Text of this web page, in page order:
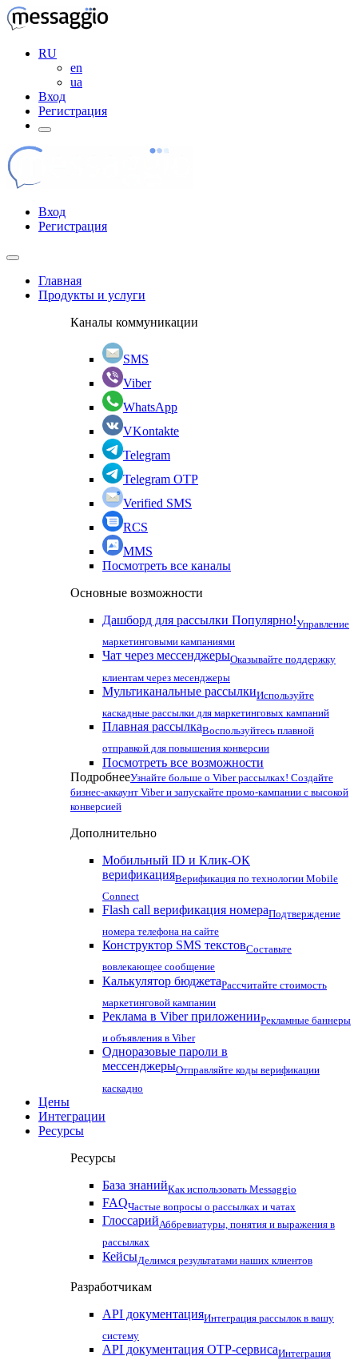
RU
en
ua
Вход
Регистрация
Вход
Регистрация
Главная
Продукты и услуги
Каналы коммуникации
SMS
Viber
WhatsApp
VKontakte
Telegram
Telegram OTP
Verified SMS
RCS
MMS
Посмотреть все каналы
Основные возможности
Дашборд для рассылки Популярно!Управление
маркетинговыми кампаниями
Чат через мессенджерыОказывайте поддержку
клиентам через месенджеры
Мультиканальные рассылкиИспользуйте
каскадные рассылки для маркетинговых кампаний
Плавная рассылкаВоспользуйтесь плавной
отправкой для повышения конверсии
Посмотреть все возможности
ПодробнееУзнайте больше о Viber рассылках! Создайте
бизнес-аккаунт Viber и запускайте промо-кампании с высокой
конверсией
Дополнительно
Мобильный ID и Клик-ОК
верификацияВерификация по технологии Mobile
Connect
Flash call верификация номераПодтверждение
номера телефона на сайте
Конструктор SMS текстовСоставьте
вовлекающее сообщение
Калькулятор бюджетаРассчитайте стоимость
маркетинговой кампании
Реклама в Viber приложенииРекламные баннеры
и объявления в Viber
Одноразовые пароли в
мессенджерыОтправляйте коды верификации
каскадно
Цены
Интеграции
Ресурсы
Ресурсы
База знанийКак использовать Messaggio
FAQЧастые вопросы о рассылках и чатах
ГлоссарийАббревиатуры, понятия и выражения в
рассылках
КейсыДелимся результатами наших клиентов
Разработчикам
API документацияИнтеграция рассылок в вашу
систему
API документация OTP-сервисаИнтеграция